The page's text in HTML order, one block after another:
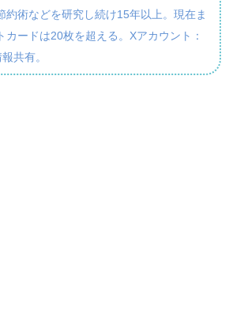
約術などを研究し続け15年以上。現在ま
カードは20枚を超える。Xアカウント：
共有。